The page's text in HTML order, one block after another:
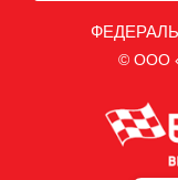
© ООО